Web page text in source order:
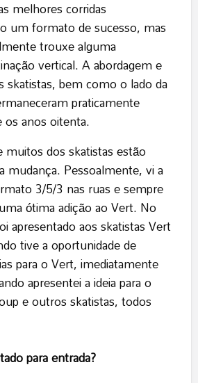
melhores corridas
um formato de sucesso, mas
trouxe alguma
vertical. A abordagem e
skatistas, bem como o lado da
praticamente
os anos oitenta.
dos skatistas estão
mudança. Pessoalmente, vi a
3/5/3 nas ruas e sempre
ótima adição ao Vert. No
apresentado aos skatistas Vert
tive a oportunidade de
para o Vert, imediatamente
apresentei a ideia para o
e outros skatistas, todos
para entrada?